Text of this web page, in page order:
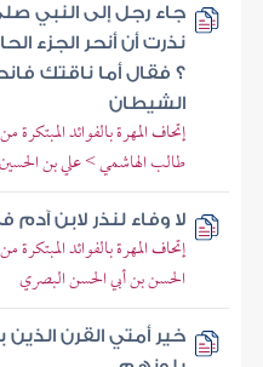
جاء رجل إلى النبي
نذرت أن أنحر الجزء
؟ فقال أما ناقتك
الشيطان
إتحاف المهرة بالفوائد
طالب الهاشمي > علي بن الحسين
لا وفاء لنذر لابن
إتحاف المهرة بالفوائد
الحسن بن أبي الحسن البصري
خير أمتي القرن